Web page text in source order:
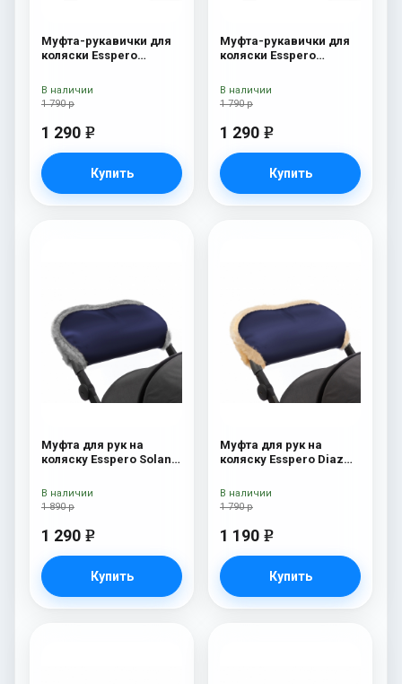
Муфта-рукавички для
коляски Esspero
шерсть) Chocolat
1 790 р
1 290 e
Купить
В наличии
Муфта-рукавички для
коляски Esspero
шерсть) Navy
1 790 р
1 290 e
Купить
В наличии
Муфта для рук на
коляску Esspero Solana
Deep Ocean
1 890 р
1 290 e
Купить
В наличии
Муфта для рук на
коляску Esspero Diaz
Navy
1 790 р
1 190 e
Купить
В наличии